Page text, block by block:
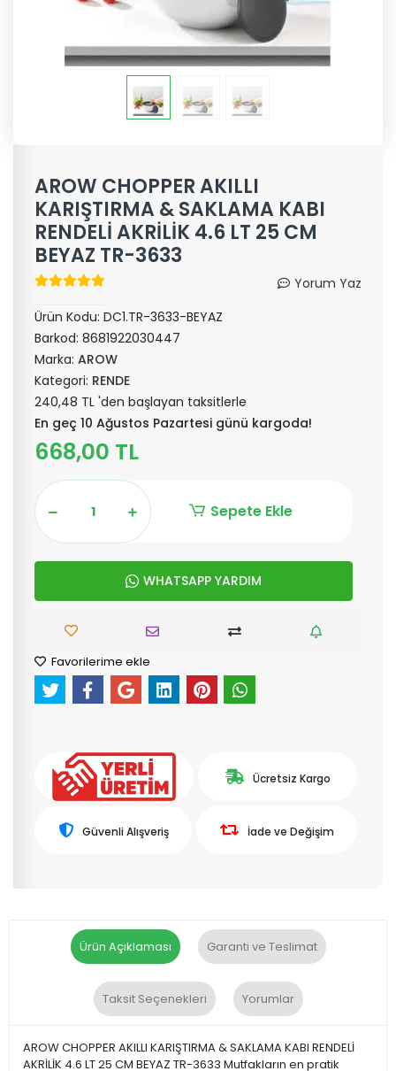
AROW CHOPPER AKILLI
KARIŞTIRMA & SAKLAMA KABI
RENDELİ AKRİLİK 4.6 LT 25 CM
BEYAZ TR-3633
Yorum Yaz
Ürün Kodu: DC1.TR-3633-BEYAZ
Barkod: 8681922030447
Marka: AROW
Kategori: RENDE
240,48 TL 'den başlayan taksitlerle
En geç 10 Ağustos Pazartesi günü kargoda!
668,00 TL
Sepete Ekle
WHATSAPP YARDIM
Favorilerime ekle
Ücretsiz Kargo
Güvenli Alışveriş İade ve Değişim
Ürün Açıklaması Garanti ve Teslimat
Taksit Seçenekleri Yorumlar
AROW CHOPPER AKILLI KARIŞTIRMA & SAKLAMA KABI RENDELİ
AKRİLİK 4.6 LT 25 CM BEYAZ TR-3633 Mutfakların en pratik